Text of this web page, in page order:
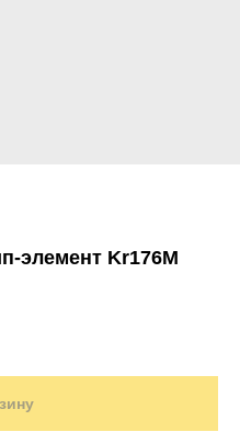
элемент Kr176M